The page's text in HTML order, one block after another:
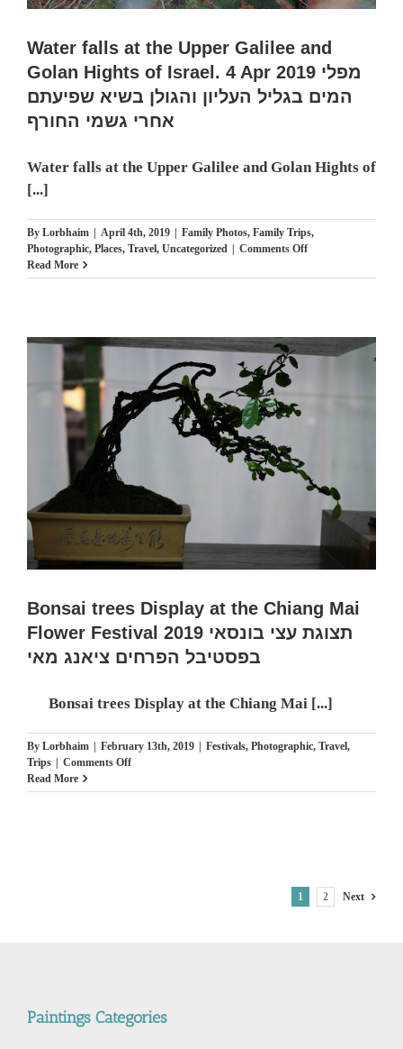
Water falls at the Upper Galilee and
Golan Hights of Israel. 4 Apr 2019 מפלי
המים בגליל העליון והגולן בשיא שפיעתם
אחרי גשמי החורף
Water falls at the Upper Galilee and Golan Hights of
[...]
By Lorbhaim | April 4th, 2019 | Family Photos, Family Trips,
Photographic, Places, Travel, Uncategorized | Comments Offon
falls
Galilee
Israel.
2019
מפלי
המים
בגליל
העליון
בשיא
אחרי
גשמי
החורף
Read More
Bonsai trees Display at the Chiang Mai
Flower Festival 2019 תצוגת עצי בונסאי
בפסטיבל הפרחים ציאנג מאי
Bonsai trees Display at the Chiang Mai [...]
By Lorbhaim | February 13th, 2019 | Festivals, Photographic, Travel,
Trips | Comments Offon
trees
ציאנג
Read More
1 2 Next
Paintings Categories